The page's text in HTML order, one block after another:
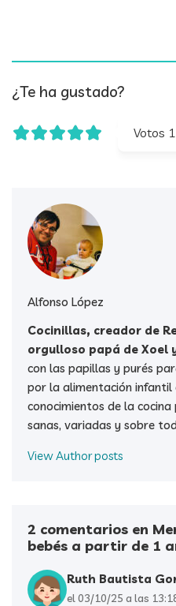
¿Te ha gustado?
Votos
Alfonso López
Cocinillas, creador de
orgulloso papá de Xoel
con las papillas y purés
por la alimentación
conocimientos de la
sanas, variadas y sobre
View Author posts
2 comentarios en
bebés a partir de 1
Ruth Bautista
el 03/10/25 a las